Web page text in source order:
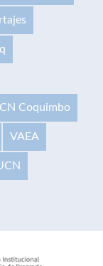
Coquimbo
VAEA